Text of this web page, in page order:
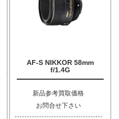
AF-S NIKKOR 58mm
f/1.4G
新品参考買取価格
お問合せ下さい